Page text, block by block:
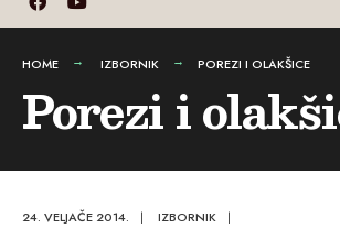
HOME IZBORNIK POREZI I OLAKŠICE
Porezi i
24. VELJAČE 2014. | IZBORNIK |